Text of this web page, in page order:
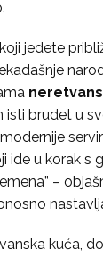
jedete
isti brudet u
ide u korak s
–